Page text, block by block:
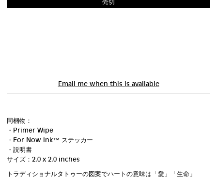
Email me when this is available
同梱物：
・Primer Wipe
・For Now Ink ™ ステッカー
・説明書
サイズ：2.0 x 2.0 inches
トラディショナルタトゥーの図案でハートの意味は「愛」「生命」